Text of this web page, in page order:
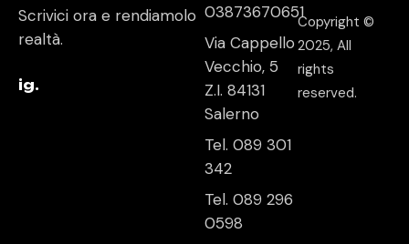
Scrivici ora e rendiamolo
realtà.
ig.
03873670651
Via Cappello
Vecchio, 5
Z.I. 84131
Salerno
Tel. 089 301
342
Tel. 089 296
0598
Copyright ©
2025, All
rights
reserved.